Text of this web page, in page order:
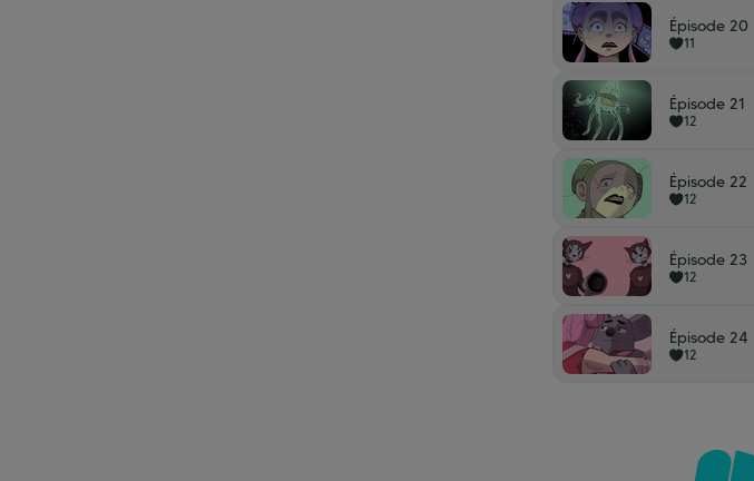
Épisode 20
11
Épisode 21
12
Épisode 22
12
Épisode 23
12
Épisode 24
12